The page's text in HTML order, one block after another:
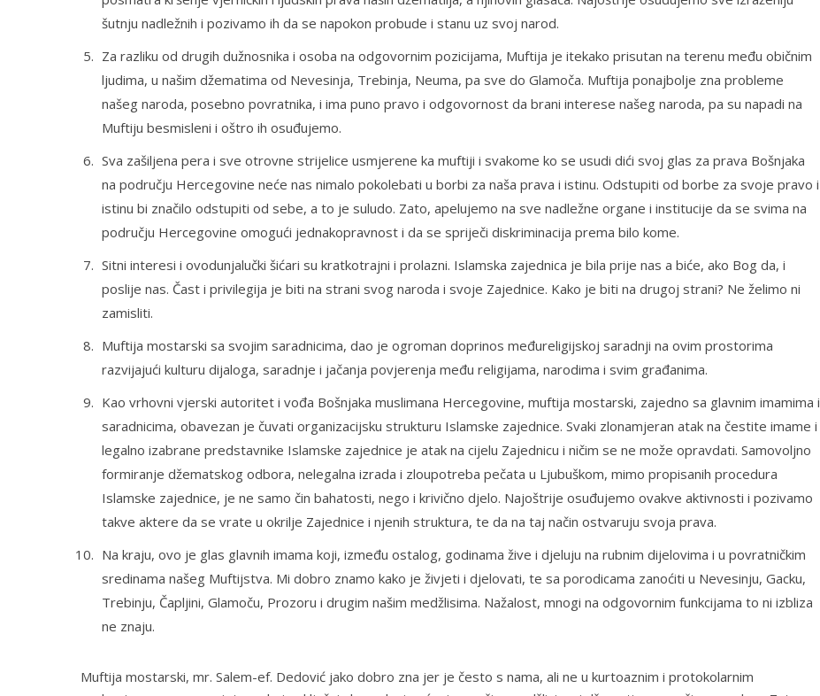
šutnju nadležnih i pozivamo ih da se napokon probude i stanu uz svoj narod.
Za razliku od drugih dužnosnika i osoba na odgovornim pozicijama, Muftija je itekako prisutan na terenu među običnim
ljudima, u našim džematima od Nevesinja, Trebinja, Neuma, pa sve do Glamoča. Muftija ponajbolje zna probleme
našeg naroda, posebno povratnika, i ima puno pravo i odgovornost da brani interese našeg naroda, pa su napadi na
Muftiju besmisleni i oštro ih osuđujemo.
Sva zašiljena pera i sve otrovne strijelice usmjerene ka muftiji i svakome ko se usudi dići svoj glas za prava Bošnjaka
na području Hercegovine neće nas nimalo pokolebati u borbi za naša prava i istinu. Odstupiti od borbe za svoje pravo i
istinu bi značilo odstupiti od sebe, a to je suludo. Zato, apelujemo na sve nadležne organe i institucije da se svima na
području Hercegovine omogući jednakopravnost i da se spriječi diskriminacija prema bilo kome.
Sitni interesi i ovodunjalučki šićari su kratkotrajni i prolazni. Islamska zajednica je bila prije nas a biće, ako Bog da, i
poslije nas. Čast i privilegija je biti na strani svog naroda i svoje Zajednice. Kako je biti na drugoj strani? Ne želimo ni
zamisliti.
Muftija mostarski sa svojim saradnicima, dao je ogroman doprinos međureligijskoj saradnji na ovim prostorima
razvijajući kulturu dijaloga, saradnje i jačanja povjerenja među religijama, narodima i svim građanima.
Kao vrhovni vjerski autoritet i vođa Bošnjaka muslimana Hercegovine, muftija mostarski, zajedno sa glavnim imamima i
saradnicima, obavezan je čuvati organizacijsku strukturu Islamske zajednice. Svaki zlonamjeran atak na čestite imame i
legalno izabrane predstavnike Islamske zajednice je atak na cijelu Zajednicu i ničim se ne može opravdati. Samovoljno
formiranje džematskog odbora, nelegalna izrada i zloupotreba pečata u Ljubuškom, mimo propisanih procedura
Islamske zajednice, je ne samo čin bahatosti, nego i krivično djelo. Najoštrije osuđujemo ovakve aktivnosti i pozivamo
takve aktere da se vrate u okrilje Zajednice i njenih struktura, te da na taj način ostvaruju svoja prava.
Na kraju, ovo je glas glavnih imama koji, između ostalog, godinama žive i djeluju na rubnim dijelovima i u povratničkim
sredinama našeg Muftijstva. Mi dobro znamo kako je živjeti i djelovati, te sa porodicama zanoćiti u Nevesinju, Gacku,
Trebinju, Čapljini, Glamoču, Prozoru i drugim našim medžlisima. Nažalost, mnogi na odgovornim funkcijama to ni izbliza
ne znaju.
Muftija mostarski, mr. Salem-ef. Dedović jako dobro zna jer je često s nama, ali ne u kurtoaznim i protokolarnim